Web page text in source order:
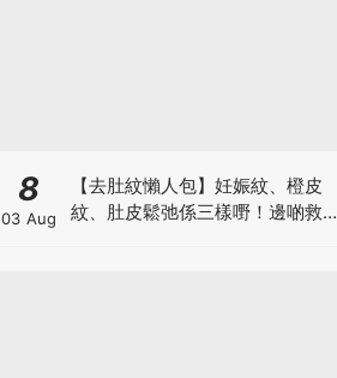
8
03 Aug
【去肚紋懶人包】妊娠紋、橙皮
紋、肚皮鬆弛係三樣嘢！邊啲救得